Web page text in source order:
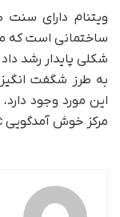
ویتنام دارای سنت
ساختمانی است که
شکلی پایدار رشد
به طرز شگفت
این مورد وجود
مرکز خوش آمدگویی Grand World Phu Quoc، و خانه Casamia.